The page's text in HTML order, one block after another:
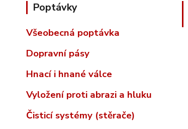
Poptávky
Všeobecná poptávka
Dopravní pásy
Hnací i hnané válce
Vyložení proti abrazi a hluku
Čisticí systémy (stěrače)